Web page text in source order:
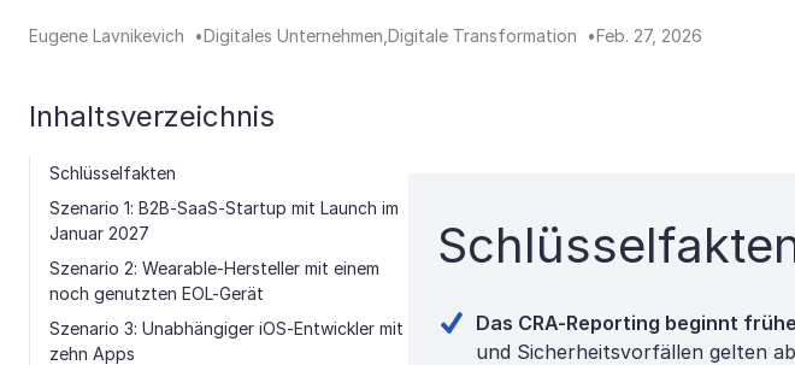
Eugene Lavnikevich Digitales Unternehmen Digitale Transformation Feb. 27, 2026
Inhaltsverzeichnis
Schlüsselfakten
Szenario 1: B2B-SaaS-Startup mit Launch im
Januar 2027
Szenario 2: Wearable-Hersteller mit einem
noch genutzten EOL-Gerät
Szenario 3: Unabhängiger iOS-Entwickler mit
zehn Apps
Das CRA-Reporting beginnt
und Sicherheitsvorfällen gelten